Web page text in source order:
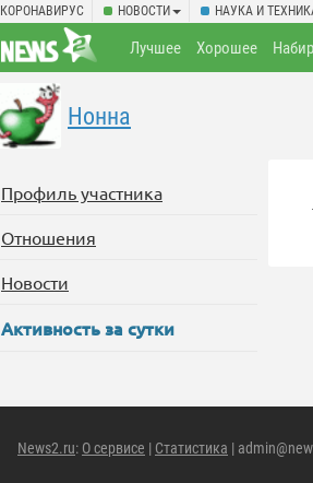
КОРОНАВИРУС НОВОСТИ НАУКА И
Лучшее Хорошее
Нонна
Профиль участника
Отношения
Новости
Активность за сутки
News2.ru: О сервисе | Статистика |